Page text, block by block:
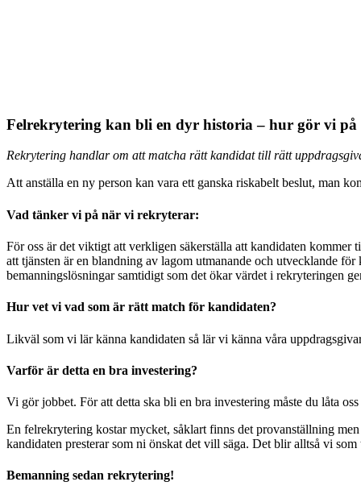
Felrekrytering kan bli en dyr historia – hur gör vi
Rekrytering handlar om att matcha rätt kandidat till rätt
Att anställa en ny person kan vara ett ganska riskabelt beslut, man
Vad tänker vi på när vi rekryterar:
För oss är det viktigt att verkligen säkerställa att kandidaten kommer
att tjänsten är en blandning av lagom utmanande och utvecklande
bemanningslösningar samtidigt som det ökar värdet i rekryteringen
Hur vet vi vad som är rätt match för kandidaten?
Likväl som vi lär känna kandidaten så lär vi känna våra
Varför är detta en bra investering?
Vi gör jobbet. För att detta ska bli en bra investering måste du låta
En felrekrytering kostar mycket, såklart finns det provanställning
kandidaten presterar som ni önskat det vill säga. Det blir alltså vi
Bemanning sedan rekrytering!